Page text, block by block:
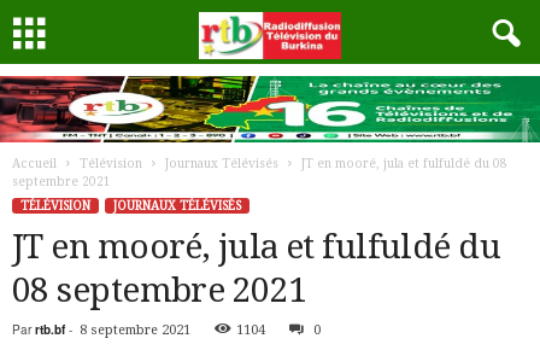
Accueil Télévision Journaux Télévisés
JT en mooré, jula et fulfuldé du 08
septembre 2021
TÉLÉVISION
JOURNAUX TÉLÉVISÉS
JT en mooré, jula et fulfuldé du
08 septembre 2021
Par rtb.bf- 8 septembre 2021 1104 0